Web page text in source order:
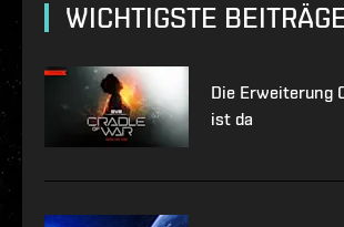
WICHTIGSTE
Die Erweiterung
ist da